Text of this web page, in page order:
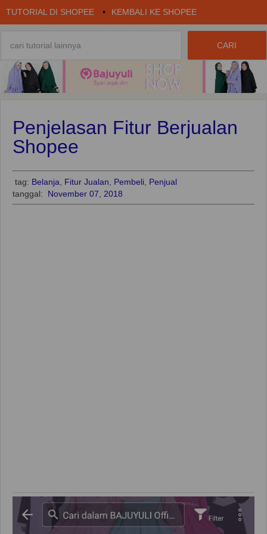
TUTORIAL DI SHOPEE • KEMBALI KE SHOPEE
Penjelasan Fitur Berjualan
Shopee
tag: Belanja, Fitur Jualan, Pembeli, Penjual
tanggal: November 07, 2018